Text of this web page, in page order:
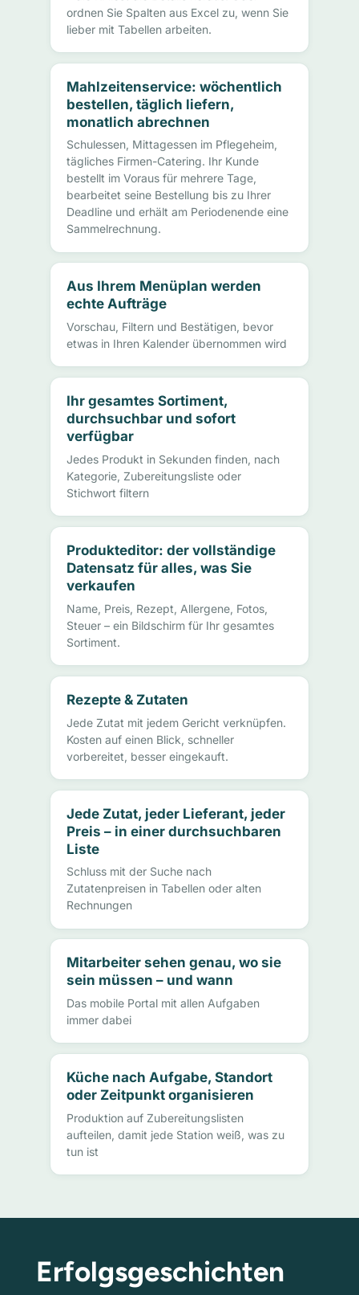
ordnen Sie Spalten aus Excel zu, wenn Sie
lieber mit Tabellen arbeiten.
Mahlzeitenservice: wöchentlich
bestellen, täglich liefern,
monatlich abrechnen
Schulessen, Mittagessen im Pflegeheim,
tägliches Firmen-Catering. Ihr Kunde
bestellt im Voraus für mehrere Tage,
bearbeitet seine Bestellung bis zu Ihrer
Deadline und erhält am Periodenende eine
Sammelrechnung.
Aus Ihrem Menüplan werden
echte Aufträge
Vorschau, Filtern und Bestätigen, bevor
etwas in Ihren Kalender übernommen wird
Ihr gesamtes Sortiment,
durchsuchbar und sofort
verfügbar
Jedes Produkt in Sekunden finden, nach
Kategorie, Zubereitungsliste oder
Stichwort filtern
Produkteditor: der vollständige
Datensatz für alles, was Sie
verkaufen
Name, Preis, Rezept, Allergene, Fotos,
Steuer – ein Bildschirm für Ihr gesamtes
Sortiment.
Rezepte & Zutaten
Jede Zutat mit jedem Gericht verknüpfen.
Kosten auf einen Blick, schneller
vorbereitet, besser eingekauft.
Jede Zutat, jeder Lieferant, jeder
Preis – in einer durchsuchbaren
Liste
Schluss mit der Suche nach
Zutatenpreisen in Tabellen oder alten
Rechnungen
Mitarbeiter sehen genau, wo sie
sein müssen – und wann
Das mobile Portal mit allen Aufgaben
immer dabei
Küche nach Aufgabe, Standort
oder Zeitpunkt organisieren
Produktion auf Zubereitungslisten
aufteilen, damit jede Station weiß, was zu
tun ist
Erfolgsgeschichten